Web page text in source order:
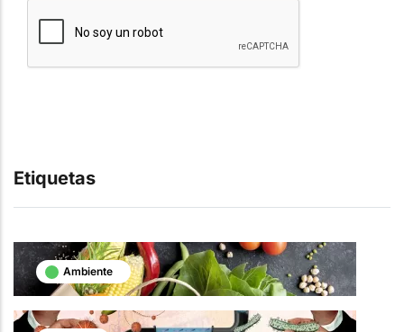
Etiquetas
Ambiente